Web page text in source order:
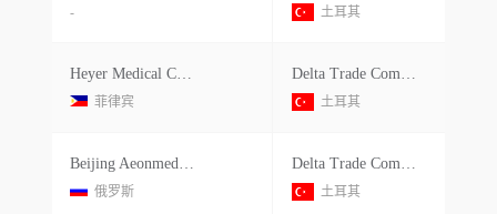
- 土耳其
Heyer Medical Co.ltd.
菲律宾
Delta Trade Company Sağlik Anonim Şirketi
土耳其
Beijing Aeonmed Co Ltd
俄罗斯
Delta Trade Company Service Sağlik Anonim Şirketi
土耳其